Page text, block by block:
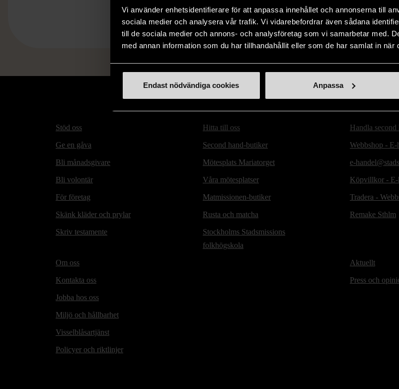
Vi använder enhetsidentifierare för att anpassa innehållet och annonserna till
sociala medier och analysera vår trafik. Vi vidarebefordrar även sådana
till de sociala medier och annons- och analysföretag som vi samarbetar med.
med annan information som du har tillhandahållit eller som de har samlat in när
Endast nödvändiga cookies Anpassa
Stöd oss
Ge en gåva
Bli månadsgivare
Bli volontär
För företag
Skänk kläder och prylar
Skriv testamente
Hitta till oss
Second hand-butiker
Mötesplats Mariatorget
Våra mötesplatser
Matmissionen-butiker
Rusta och matcha
Stockholms Stadsmissions
folkhögskola
Handla
Webbshop - E-
e-
Köpvillkor - E-
Tradera -
Remake Sthlm
Om oss
Kontakta oss
Jobba hos oss
Miljö och hållbarhet
Visselblåsartjänst
Policyer och riktlinjer
Aktuellt
Press och